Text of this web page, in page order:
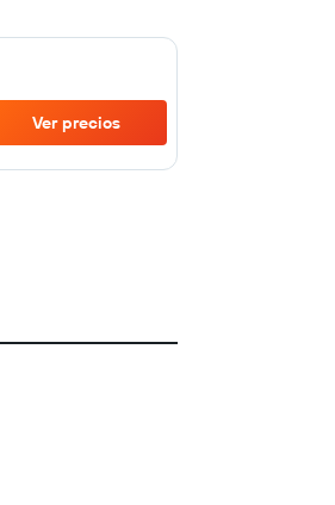
Ver precios